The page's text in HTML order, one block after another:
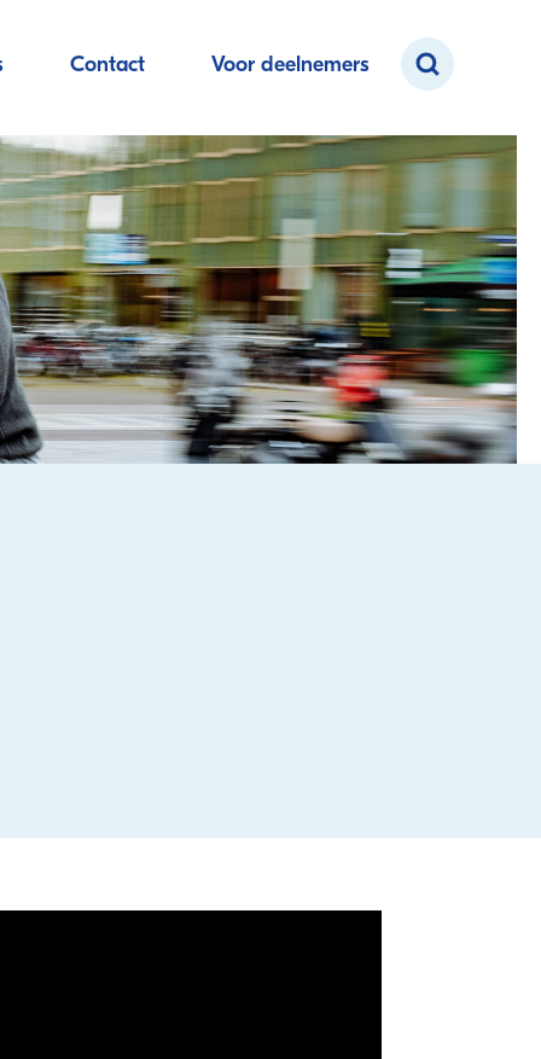
Contact Voor deelnemers